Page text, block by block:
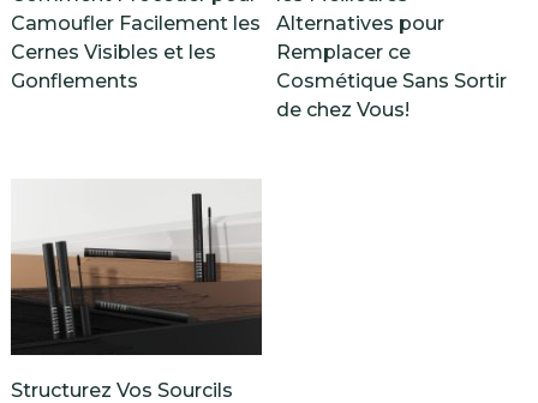
Camoufler Facilement les
Cernes Visibles et les
Gonflements
Alternatives pour
Remplacer ce
Cosmétique Sans Sortir
de chez Vous!
Structurez Vos Sourcils